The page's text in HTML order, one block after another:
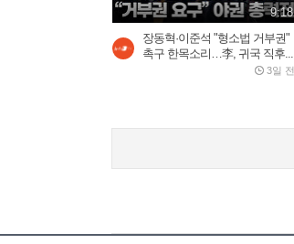
9:18
장동혁·이준석 "형소법 거부권"
촉구 한목소리…李, 귀국 직후...
3일 전